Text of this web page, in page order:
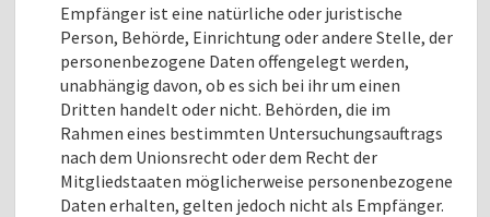
Empfänger ist eine natürliche oder juristische
Person, Behörde, Einrichtung oder andere Stelle, der
personenbezogene Daten offengelegt werden,
unabhängig davon, ob es sich bei ihr um einen
Dritten handelt oder nicht. Behörden, die im
Rahmen eines bestimmten Untersuchungsauftrags
nach dem Unionsrecht oder dem Recht der
Mitgliedstaaten möglicherweise personenbezogene
Daten erhalten, gelten jedoch nicht als Empfänger.